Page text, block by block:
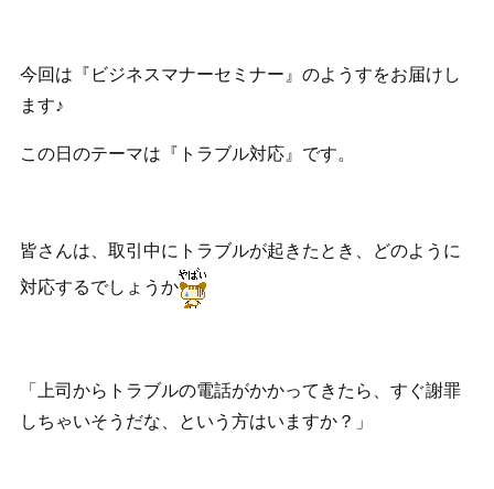
今回は『ビジネスマナーセミナー』のようすをお届けし
ます♪
この日のテーマは『トラブル対応』です。
皆さんは、取引中にトラブルが起きたとき、どのように
対応するでしょうか
「上司からトラブルの電話がかかってきたら、すぐ謝罪
しちゃいそうだな、という方はいますか？」